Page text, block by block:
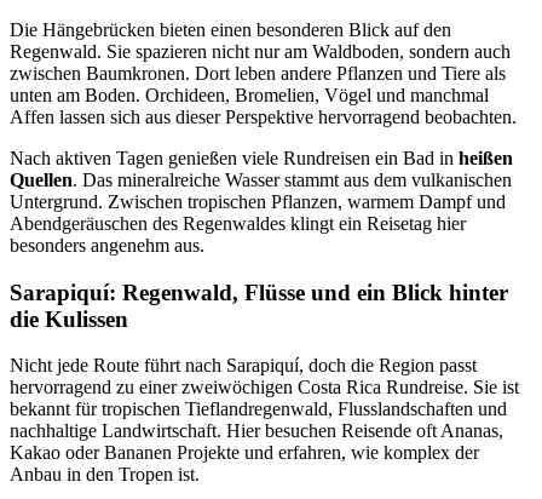
Die Hängebrücken bieten einen besonderen Blick auf den
Regenwald. Sie spazieren nicht nur am Waldboden, sondern auch
zwischen Baumkronen. Dort leben andere Pflanzen und Tiere als
unten am Boden. Orchideen, Bromelien, Vögel und manchmal
Affen lassen sich aus dieser Perspektive hervorragend beobachten.
Nach aktiven Tagen genießen viele Rundreisen ein Bad in heißen
Quellen. Das mineralreiche Wasser stammt aus dem vulkanischen
Untergrund. Zwischen tropischen Pflanzen, warmem Dampf und
Abendgeräuschen des Regenwaldes klingt ein Reisetag hier
besonders angenehm aus.
Sarapiquí: Regenwald, Flüsse und ein Blick hinter
die Kulissen
Nicht jede Route führt nach Sarapiquí, doch die Region passt
hervorragend zu einer zweiwöchigen Costa Rica Rundreise. Sie ist
bekannt für tropischen Tieflandregenwald, Flusslandschaften und
nachhaltige Landwirtschaft. Hier besuchen Reisende oft Ananas,
Kakao oder Bananen Projekte und erfahren, wie komplex der
Anbau in den Tropen ist.